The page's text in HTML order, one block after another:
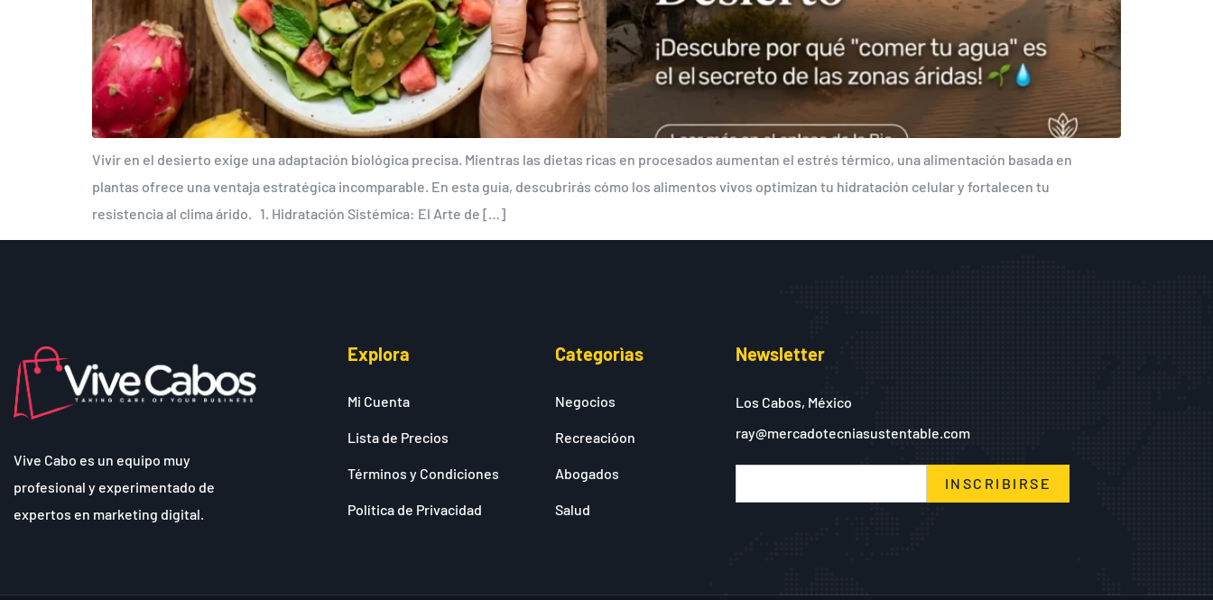
Vivir en el desierto exige una adaptación biológica precisa. Mientras las dietas ricas en procesados aumentan el estrés térmico, una alimentación basada en
plantas ofrece una ventaja estratégica incomparable. En esta guía, descubrirás cómo los alimentos vivos optimizan tu hidratación celular y fortalecen tu
resistencia al clima árido. 1. Hidratación Sistémica: El Arte de […]
Vive Cabo es un equipo muy
profesional y experimentado de
expertos en marketing digital.
Explora
Mi Cuenta
Lista de Precios
Términos y Condiciones
Política de Privacidad
Categorìas
Negocios
Recreacióon
Abogados
Salud
Newsletter
Los Cabos, México
ray@mercadotecniasustentable.com
INSCRIBIRSE